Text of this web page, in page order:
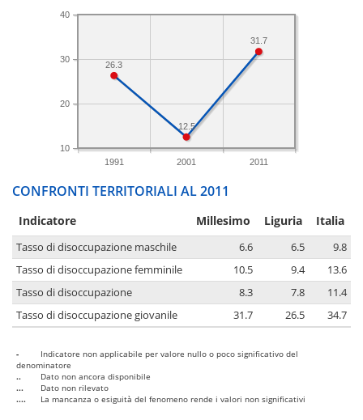
1991 2001 2011
10
20
30
40
31.7
12.5
26.3
CONFRONTI TERRITORIALI AL 2011
Indicatore Millesimo Liguria Italia
Tasso di disoccupazione maschile 6.6 6.5
9.8
Tasso di disoccupazione femminile
10.5 9.4
13.6
Tasso di disoccupazione
8.3 7.8
11.4
Tasso di disoccupazione giovanile
31.7 26.5 34.7
-
Indicatore non applicabile per valore nullo o poco significativo del
denominatore
..
Dato non ancora disponibile
...
Dato non rilevato
....
La mancanza o esiguità del fenomeno rende i valori non significativi